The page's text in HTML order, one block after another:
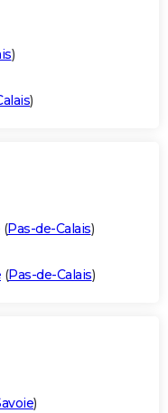
)
)
(Pas-de-Calais)
(Pas-de-Calais)
)